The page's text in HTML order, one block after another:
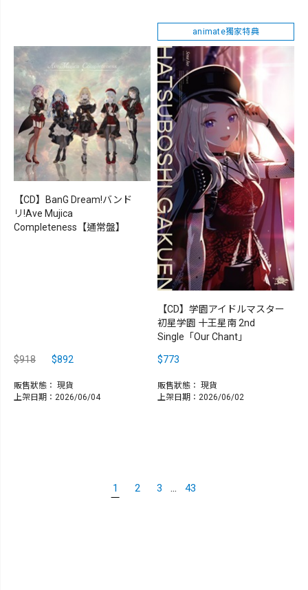
【CD】BanG Dream!バンド
リ!Ave Mujica
Completeness【通常盤】
$918 $892
販售狀態： 現貨
上架日期：2026/06/04
animate獨家特典
【CD】学園アイドルマスター
初星学園 十王星南 2nd
Single「Our Chant」
$773
販售狀態： 現貨
上架日期：2026/06/02
1 2 3 ... 43